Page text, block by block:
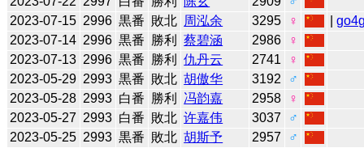
2023-07-15 2996 黒番 敗北 周泓余 3295 ♀ |
2023-07-14 2996 黒番 勝利 蔡碧涵 2986
♀
2023-07-13 2996 黒番 勝利 仇丹云 2741
♀
2023-05-29 2993 黒番 敗北 胡傲华 3192
♂
2023-05-28 2993 白番 勝利 冯韵嘉 2958
♀
2023-05-27 2993 白番 敗北 许嘉伟 3037
♂
2023-05-25 2993 黒番 敗北 胡斯予 2957
♂